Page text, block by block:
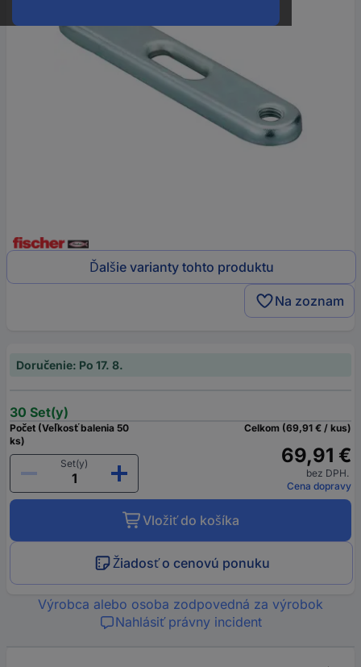
Ďalšie varianty tohto produktu
Na zoznam
Doručenie: Po 17. 8.
30 Set(y)
Počet (Veľkosť balenia 50
ks)
Set(y)
Celkom (69,91 € / kus)
69,91 €
bez DPH.
Cena dopravy
Vložiť do košíka
Žiadosť o cenovú ponuku
Výrobca alebo osoba zodpovedná za výrobok
Nahlásiť právny incident